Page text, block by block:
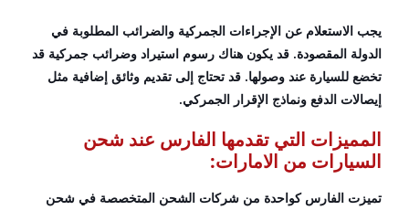
يجب الاستعلام عن الإجراءات الجمركية والضرائب المطلوبة في
الدولة المقصودة. قد يكون هناك رسوم استيراد وضرائب جمركية قد
تخضع للسيارة عند وصولها. قد تحتاج إلى تقديم وثائق إضافية مثل
إيصالات الدفع ونماذج الإقرار الجمركي.
المميزات التي تقدمها الفارس عند شحن
السيارات من الامارات:
تميزت الفارس كواحدة من شركات الشحن المتخصصة في شحن